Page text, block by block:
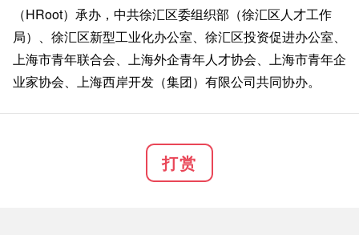
（HRoot）承办，中共徐汇区委组织部（徐汇区人才工作
局）、徐汇区新型工业化办公室、徐汇区投资促进办公室、
上海市青年联合会、上海外企青年人才协会、上海市青年企
业家协会、上海西岸开发（集团）有限公司共同协办。
打赏